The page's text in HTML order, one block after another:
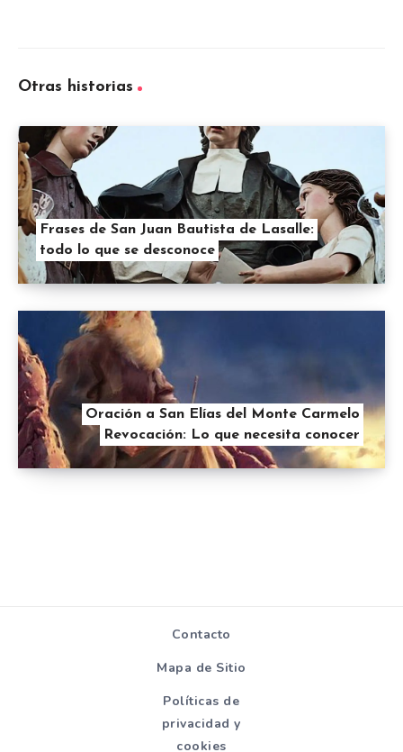
Otras historias
Frases de San Juan Bautista de Lasalle:
todo lo que se desconoce
Oración a San Elías del Monte Carmelo
Revocación: Lo que necesita conocer
Contacto
Mapa de Sitio
Políticas de
privacidad y
cookies